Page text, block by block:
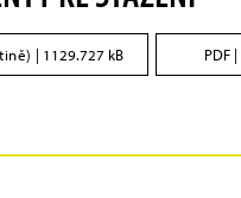
| 1129.727 kB PDF |